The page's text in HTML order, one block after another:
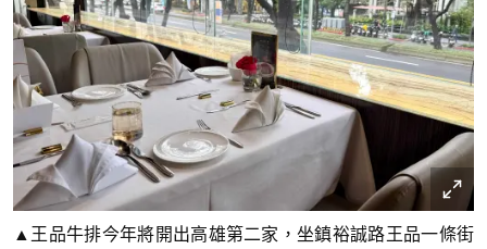
▲王品牛排今年將開出高雄第二家，坐鎮裕誠路王品一條街